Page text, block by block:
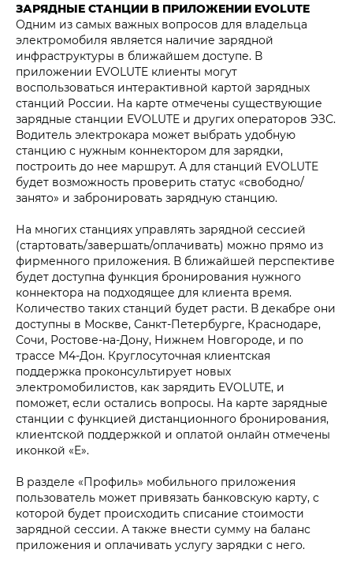
ЗАРЯДНЫЕ СТАНЦИИ В ПРИЛОЖЕНИИ EVOLUTE
Одним из самых важных вопросов для владельца
электромобиля является наличие зарядной
инфраструктуры в ближайшем доступе. В
приложении EVOLUTE клиенты могут
воспользоваться интерактивной картой зарядных
станций России. На карте отмечены существующие
зарядные станции EVOLUTE и других операторов ЭЗС.
Водитель электрокара может выбрать удобную
станцию с нужным коннектором для зарядки,
построить до нее маршрут. А для станций EVOLUTE
будет возможность проверить статус «свободно/
занято» и забронировать зарядную станцию.
На многих станциях управлять зарядной сессией
(стартовать/завершать/оплачивать) можно прямо из
фирменного приложения. В ближайшей перспективе
будет доступна функция бронирования нужного
коннектора на подходящее для клиента время.
Количество таких станций будет расти. В декабре они
доступны в Москве, Санкт-Петербурге, Краснодаре,
Сочи, Ростове-на-Дону, Нижнем Новгороде, и по
трассе М4-Дон. Круглосуточная клиентская
поддержка проконсультирует новых
электромобилистов, как зарядить EVOLUTE, и
поможет, если остались вопросы. На карте зарядные
станции с функцией дистанционного бронирования,
клиентской поддержкой и оплатой онлайн отмечены
иконкой «E».
В разделе «Профиль» мобильного приложения
пользователь может привязать банковскую карту, с
которой будет происходить списание стоимости
зарядной сессии. А также внести сумму на баланс
приложения и оплачивать услугу зарядки с него.